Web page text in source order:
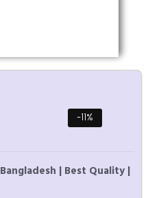
-11%
Bangladesh | Best Quality |